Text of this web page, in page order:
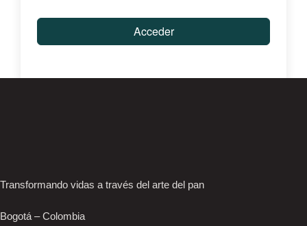
Acceder
Transformando vidas a través del arte del pan
Bogotá – Colombia